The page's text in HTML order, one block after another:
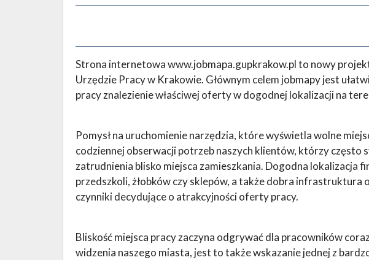
Strona internetowa www.jobmapa.gupkrakow.pl to nowy
Urzędzie Pracy w Krakowie. Głównym celem jobmapy jest
pracy znalezienie właściwej oferty w dogodnej lokalizacji na
Pomysł na uruchomienie narzędzia, które wyświetla wolne
codziennej obserwacji potrzeb naszych klientów, którzy często
zatrudnienia blisko miejsca zamieszkania. Dogodna lokalizacja
przedszkoli, żłobków czy sklepów, a także dobra infrastruktura
czynniki decydujące o atrakcyjności oferty pracy.
Bliskość miejsca pracy zaczyna odgrywać dla pracowników
widzenia naszego miasta, jest to także wskazanie jednej z